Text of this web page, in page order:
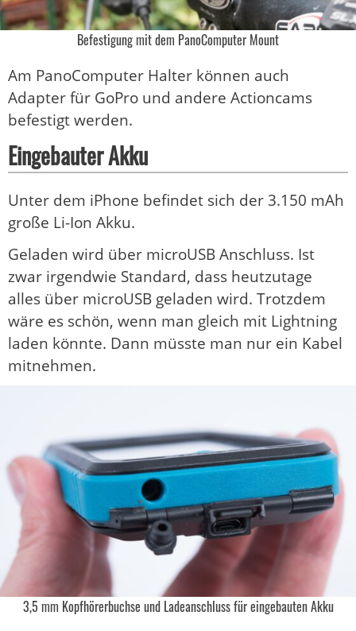
Befestigung mit dem PanoComputer Mount
Am PanoComputer Halter können auch
Adapter für GoPro und andere Actioncams
befestigt werden.
Eingebauter Akku
Unter dem iPhone befindet sich der 3.150 mAh
große Li-Ion Akku.
Geladen wird über microUSB Anschluss. Ist
zwar irgendwie Standard, dass heutzutage
alles über microUSB geladen wird. Trotzdem
wäre es schön, wenn man gleich mit Lightning
laden könnte. Dann müsste man nur ein Kabel
mitnehmen.
3,5 mm Kopfhörerbuchse und Ladeanschluss für eingebauten Akku